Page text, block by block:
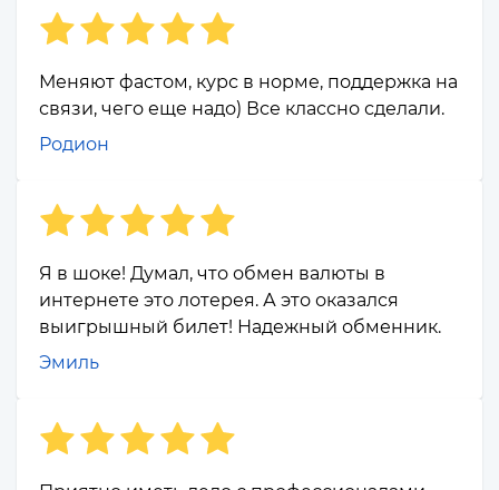
Меняют фастом, курс в норме, поддержка на
связи, чего еще надо) Все классно сделали.
Родион
Я в шоке! Думал, что обмен валюты в
интернете это лотерея. А это оказался
выигрышный билет! Надежный обменник.
Эмиль